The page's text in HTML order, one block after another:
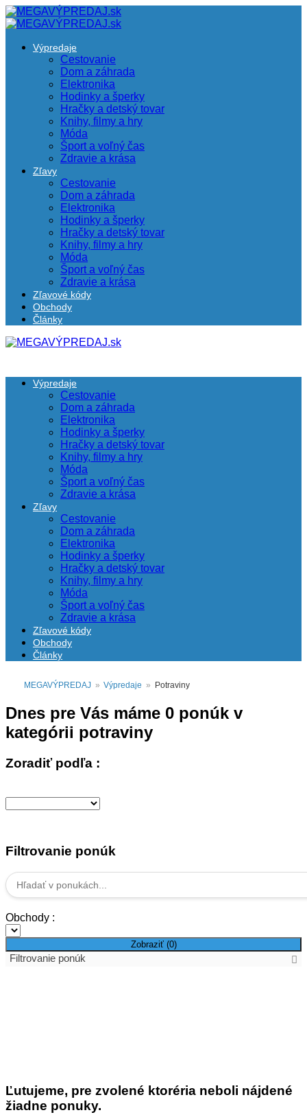
Výpredaje
Cestovanie
Dom a záhrada
Elektronika
Hodinky a šperky
Hračky a detský tovar
Knihy, filmy a hry
Móda
Šport a voľný čas
Zdravie a krása
Zľavy
Cestovanie
Dom a záhrada
Elektronika
Hodinky a šperky
Hračky a detský tovar
Knihy, filmy a hry
Móda
Šport a voľný čas
Zdravie a krása
Zľavové kódy
Obchody
Články
Výpredaje
Cestovanie
Dom a záhrada
Elektronika
Hodinky a šperky
Hračky a detský tovar
Knihy, filmy a hry
Móda
Šport a voľný čas
Zdravie a krása
Zľavy
Cestovanie
Dom a záhrada
Elektronika
Hodinky a šperky
Hračky a detský tovar
Knihy, filmy a hry
Móda
Šport a voľný čas
Zdravie a krása
Zľavové kódy
Obchody
Články
MEGAVÝPREDAJ » Výpredaje » Potraviny
Dnes pre Vás máme 0 ponúk v
kategórii potraviny
Zoradiť podľa :
Filtrovanie ponúk
Obchody :
Zobraziť (0)
Filtrovanie ponúk
Ľutujeme, pre zvolené ktoréria neboli nájdené
žiadne ponuky.